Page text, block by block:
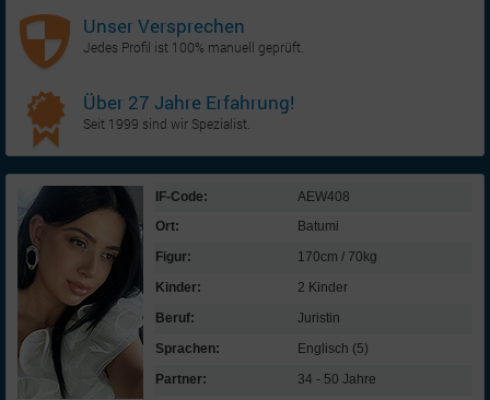
Unser Versprechen
Jedes Profil ist 100% manuell geprüft.
Über 27 Jahre Erfahrung!
Seit 1999 sind wir Spezialist.
IF-Code:
AEW408
Ort:
Batumi
Figur:
170cm / 70kg
Kinder:
2 Kinder
Beruf:
Juristin
Sprachen:
Englisch (5)
Partner:
34 - 50 Jahre